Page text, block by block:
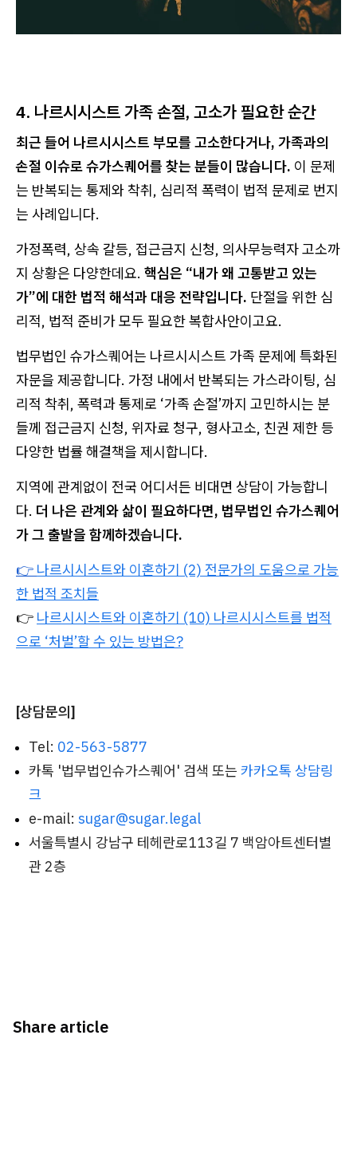
4. 나르시시스트 가족 손절, 고소가 필요한 순간
최근 들어 나르시시스트 부모를 고소한다거나, 가족과의
손절 이슈로 슈가스퀘어를 찾는 분들이 많습니다. 이 문제
는 반복되는 통제와 착취, 심리적 폭력이 법적 문제로 번지
는 사례입니다.
가정폭력, 상속 갈등, 접근금지 신청, 의사무능력자 고소까
지 상황은 다양한데요. 핵심은 “내가 왜 고통받고 있는
가”에 대한 법적 해석과 대응 전략입니다. 단절을 위한 심
리적, 법적 준비가 모두 필요한 복합사안이고요.
법무법인 슈가스퀘어는 나르시시스트 가족 문제에 특화된
자문을 제공합니다. 가정 내에서 반복되는 가스라이팅, 심
리적 착취, 폭력과 통제로 ‘가족 손절’까지 고민하시는 분
들께 접근금지 신청, 위자료 청구, 형사고소, 친권 제한 등
다양한 법률 해결책을 제시합니다.
지역에 관계없이 전국 어디서든 비대면 상담이 가능합니
다. 더 나은 관계와 삶이 필요하다면, 법무법인 슈가스퀘어
가 그 출발을 함께하겠습니다.
👉 나르시시스트와 이혼하기 (2) 전문가의 도움으로 가능
한 법적 조치들
👉 나르시시스트와 이혼하기 (10) 나르시시스트를 법적
으로 ‘처벌’할 수 있는 방법은?
[상담문의]
Tel: 02-563-5877
카톡 '법무법인슈가스퀘어' 검색 또는 카카오톡 상담링
크
e-mail: sugar@sugar.legal
서울특별시 강남구 테헤란로113길 7 백암아트센터별
관 2층
Share article